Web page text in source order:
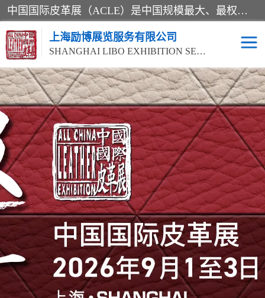
中国国际皮革展（ACLE）是中国规模最大、最权威的国际皮革盛会，自创办以来一直由中国皮革协会（CLIA）和亚太区皮革展有限公司（APLF）共同举办
上海励博展览服务有限公司
SHANGHAI LIBO EXHIBITION SERVICE CO.,LTD
2026中国国际皮革展
ACLE
2026上海皮革机械展
2026上海合成革展会 2026中国国际皮革展
2026中国国际皮革展
ACLE
2026中国国际皮革展